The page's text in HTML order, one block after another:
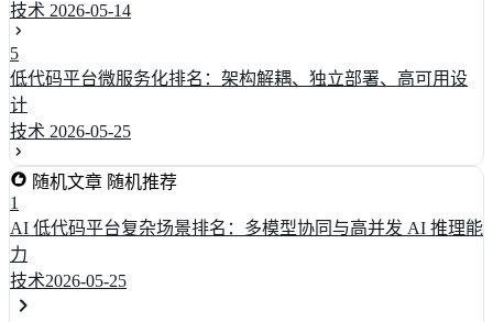
技术 2026-05-14
5
低代码平台微服务化排名：架构解耦、独立部署、高可用设
计
技术 2026-05-25
随机文章 随机推荐
1
AI 低代码平台复杂场景排名：多模型协同与高并发 AI 推理能
力
技术2026-05-25